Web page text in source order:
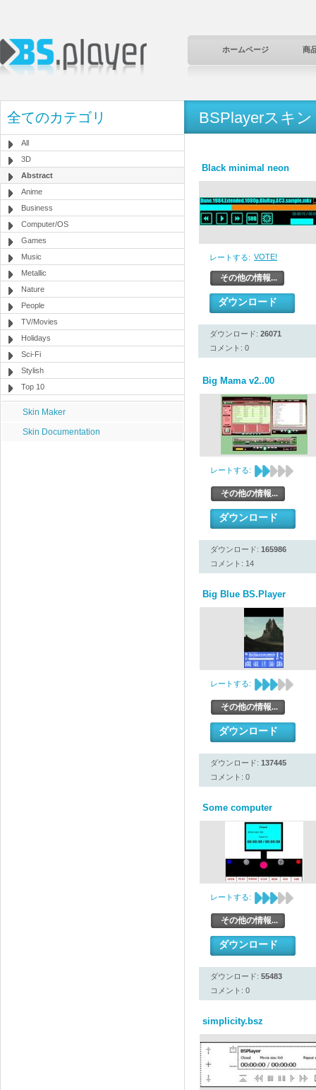
ホームページ 商
全てのカテゴリ
All
3D
Abstract
Anime
Business
Computer/OS
Games
Music
Metallic
Nature
People
TV/Movies
Holidays
Sci-Fi
Stylish
Top 10
Skin Maker
Skin Documentation
BSPlayerスキン
Black minimal neon
レートする: VOTE!
その他の情報...
ダウンロード
ダウンロード: 26071
コメント: 0
Big Mama v2..00
レートする:
その他の情報...
ダウンロード
ダウンロード: 165986
コメント: 14
Big Blue BS.Player
レートする:
その他の情報...
ダウンロード
ダウンロード: 137445
コメント: 0
Some computer
レートする:
その他の情報...
ダウンロード
ダウンロード: 55483
コメント: 0
simplicity.bsz